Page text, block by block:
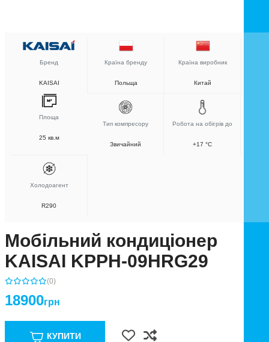
Бренд
KAISAI
Країна бренду
Польща
Країна виробник
Китай
Площа
25 кв.м
Тип компресору
Звичайний
Робота на обігрів до
+17 °C
Холодоагент
R290
Мобільний кондиціонер
KAISAI KPPH-09HRG29
(0)
18900грн
КУПИТИ